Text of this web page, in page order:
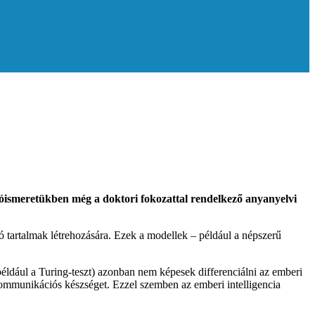
még a doktori fokozattal rendelkező anyanyelvi
létrehozására. Ezek a modellek – például a népszerű
a Turing-teszt) azonban nem képesek differenciálni az emberi
készséget. Ezzel szemben az emberi intelligencia